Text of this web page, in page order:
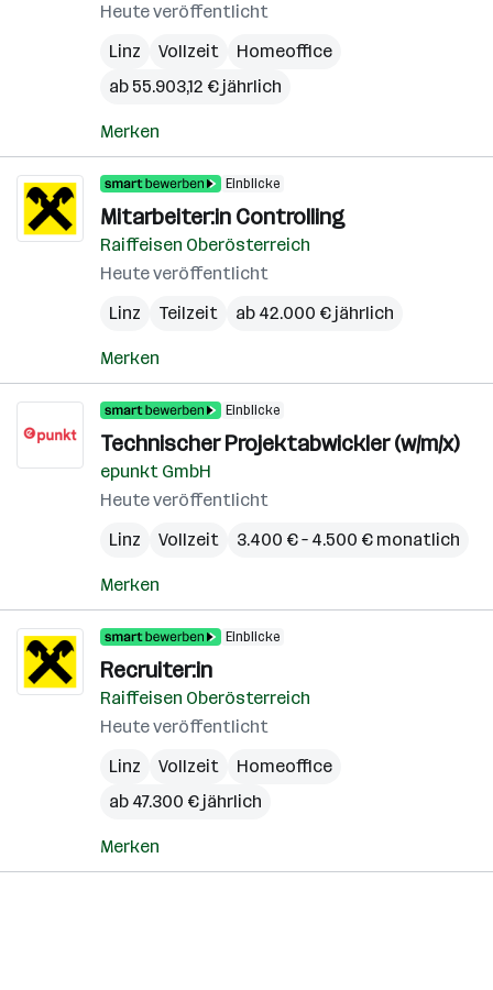
Heute veröffentlicht
Linz
Vollzeit
Homeoffice
ab 55.903,12 € jährlich
Merken
Einblicke
Mitarbeiter:in Controlling
Raiffeisen Oberösterreich
Heute veröffentlicht
Linz
Teilzeit ab 42.000 € jährlich
Merken
Einblicke
Technischer Projektabwickler (w/m/x)
epunkt GmbH
Heute veröffentlicht
Linz
Vollzeit 3.400 € – 4.500 € monatlich
Merken
Einblicke
Recruiter:in
Raiffeisen Oberösterreich
Heute veröffentlicht
Linz
Vollzeit
Homeoffice
ab 47.300 € jährlich
Merken